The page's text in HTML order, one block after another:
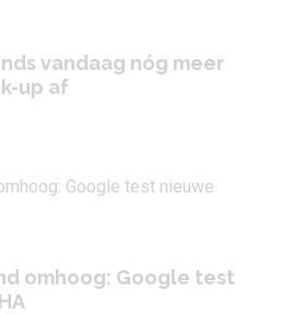
vandaag nóg meer
up af
omhoog: Google test